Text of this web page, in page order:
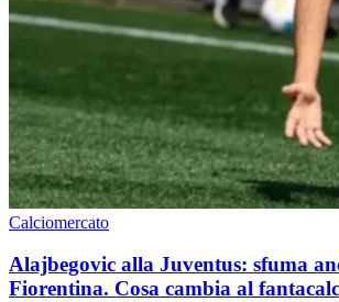
Calciomercato
Alajbegovic alla Juventus: sfuma
Fiorentina. Cosa cambia al